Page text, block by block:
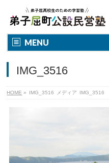
MENU
IMG_3516
HOME » IMG_3516 メディア IMG_3516